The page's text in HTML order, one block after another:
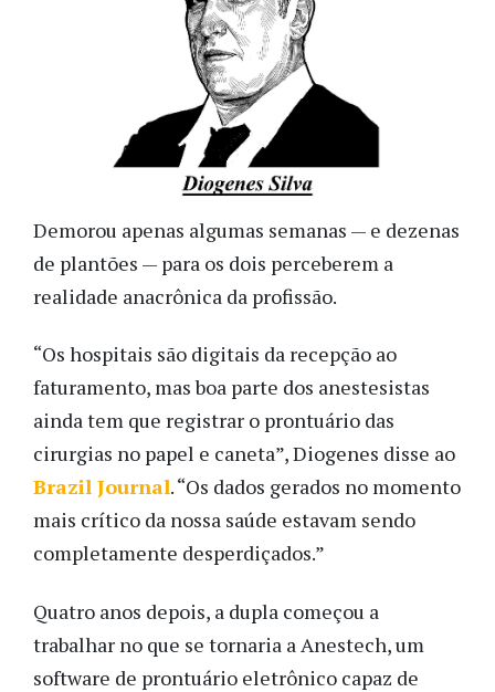
Demorou apenas algumas semanas — e dezenas
de plantões — para os dois perceberem a
realidade anacrônica da profissão.
“Os hospitais são digitais da recepção ao
faturamento, mas boa parte dos anestesistas
ainda tem que registrar o prontuário das
cirurgias no papel e caneta”, Diogenes disse ao
Brazil Journal. “Os dados gerados no momento
mais crítico da nossa saúde estavam sendo
completamente desperdiçados.”
Quatro anos depois, a dupla começou a
trabalhar no que se tornaria a Anestech, um
software de prontuário eletrônico capaz de